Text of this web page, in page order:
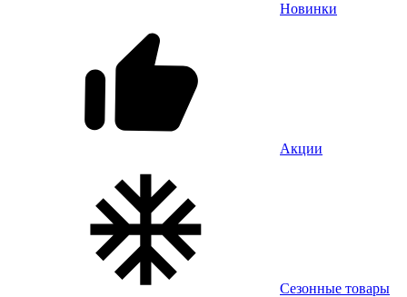
Новинки
Акции
Сезонные товары